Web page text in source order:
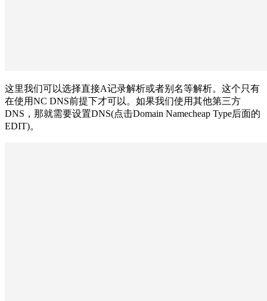
这里我们可以选择直接A记录解析或者别名等解析。这个只有
在使用NC DNS前提下才可以。如果我们使用其他第三方
DNS，那就需要设置DNS(点击Domain Namecheap Type后面的
EDIT)。